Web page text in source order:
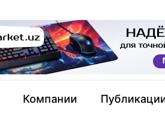
Компании